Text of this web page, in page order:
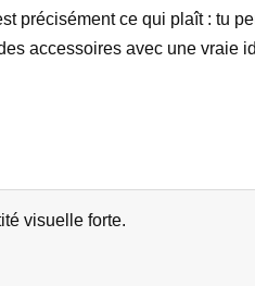
précisément ce qui plaît : tu
accessoires avec une vraie
visuelle forte.